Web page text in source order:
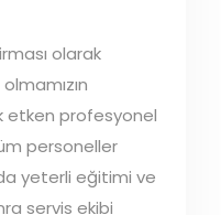
olarak
etken profesyonel
personeller
yeterli eğitimi ve
servis ekibi